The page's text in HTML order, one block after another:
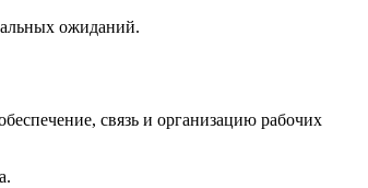
ожиданий.
связь и организацию рабочих